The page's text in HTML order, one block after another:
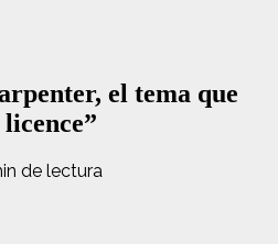
el tema que
de lectura